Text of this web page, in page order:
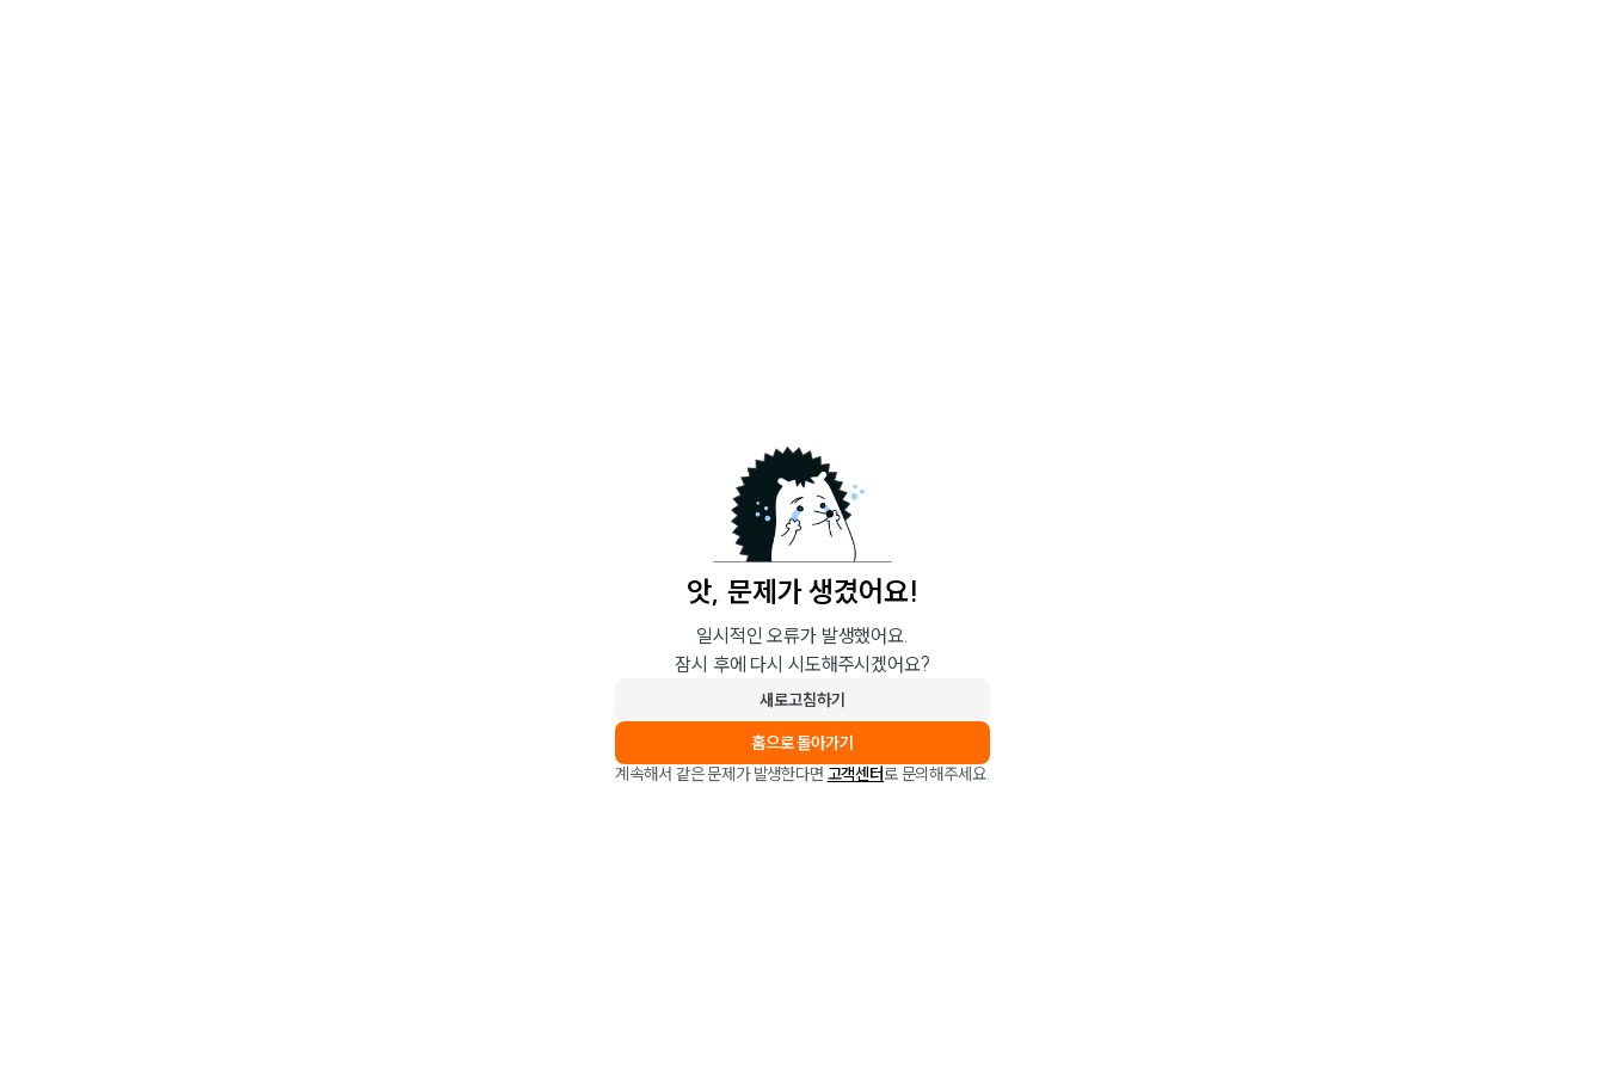
앗, 문제가 생겼어요!
일시적인 오류가 발생했어요.
잠시 후에 다시 시도해주시겠어요?
새로고침하기
홈으로 돌아가기
계속해서 같은 문제가 발생한다면 고객센터로 문의해주세요.